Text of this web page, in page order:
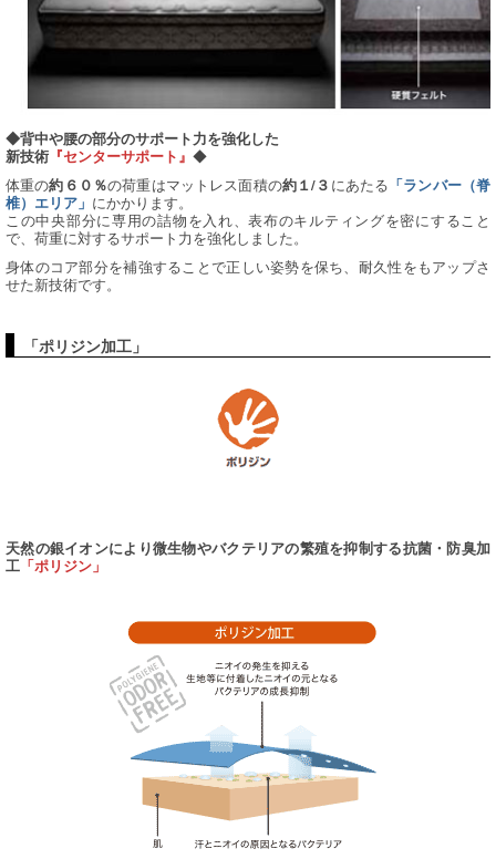
◆背中や腰の部分のサポート力を強化した
新技術 『センターサポート』 ◆
体重の約６０％の荷重はマットレス面積の約１/３ にあたる 「ランバー（脊
椎）エリア」 にかかります。
この中央部分に専用の詰物を入れ、表布のキルティングを密にすること
で、荷重に対するサポート力を強化しました。
身体のコア部分を補強することで正しい姿勢を保ち、耐久性をもアップさ
せた新技術です。
「ポリジン加工」
天然の銀イオンにより微生物やバクテリアの繁殖を抑制する抗菌・防臭加
工 「ポリジン」